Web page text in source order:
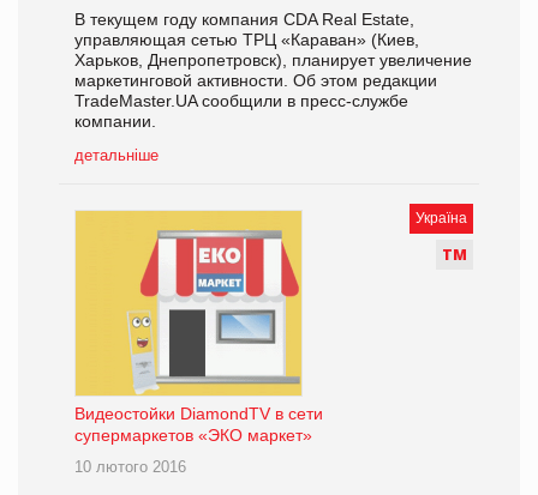
В текущем году компания CDA Real Estate,
управляющая сетью ТРЦ «Караван» (Киев,
Харьков, Днепропетровск), планирует увеличение
маркетинговой активности. Об этом редакции
TradeMaster.UA сообщили в пресс-службе
компании.
детальніше
Україна
ТМ
Видеостойки DiamondTV в сети
супермаркетов «ЭКО маркет»
10 лютого 2016